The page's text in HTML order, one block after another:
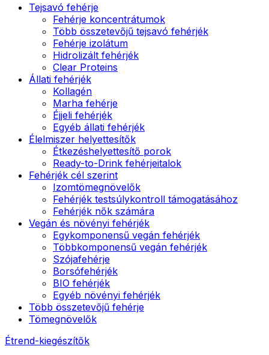
Tejsavó fehérje
Fehérje koncentrátumok
Több összetevőjű tejsavó fehérjék
Fehérje izolátum
Hidrolizált fehérjék
Clear Proteins
Állati fehérjék
Kollagén
Marha fehérje
Éjjeli fehérjék
Egyéb állati fehérjék
Élelmiszer helyettesítők
Étkezéshelyettesítő porok
Ready-to-Drink fehérjeitalok
Fehérjék cél szerint
Izomtömegnövelők
Fehérjék testsúlykontroll támogatásához
Fehérjék nők számára
Vegán és növényi fehérjék
Egykomponensű vegán fehérjék
Többkomponensű vegán fehérjék
Szójafehérje
Borsófehérjék
BIO fehérjék
Egyéb növényi fehérjék
Több összetevőjű fehérje
Tömegnövelők
Étrend-kiegészítők